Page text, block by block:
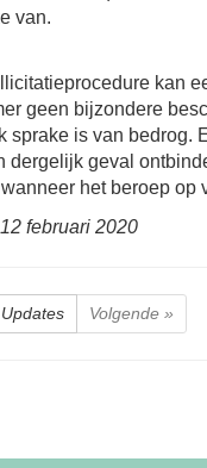
van.
kan
geen bijzondere
sprake is van bedrog.
dergelijk geval
het beroep
12 februari 2020
Volgende »